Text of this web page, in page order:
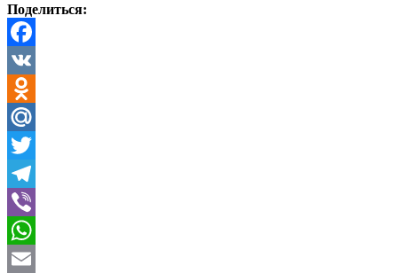
Поделиться:
Facebook
VK
Odnoklassniki
Mail.Ru
Twitter
Telegram
Viber
WhatsApp